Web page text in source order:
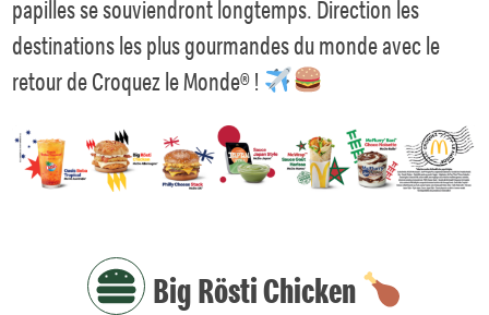
papilles se souviendront longtemps. Direction les
destinations les plus gourmandes du monde avec le
retour de Croquez le Monde® !
Big Rösti Chicken